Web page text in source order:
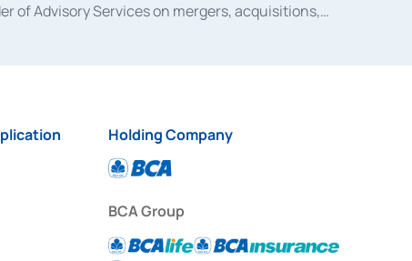
of Advisory Services on mergers, acquisitions,
28, 2014, a business license as a provider of
Holding Company
BCA Group